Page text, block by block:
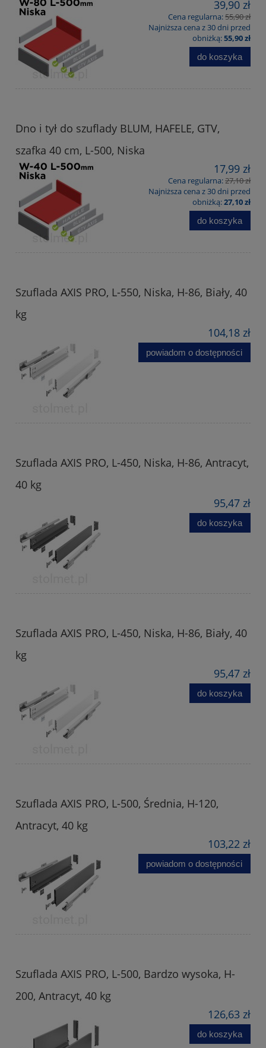
39,90 zł
Cena regularna:55,90 zł
Najniższa cena z 30 dni przed
obniżką:55,90 zł
do koszyka
Dno i tył do szuflady BLUM, HAFELE, GTV,
szafka 40 cm, L-500, Niska
17,99 zł
Cena regularna:27,10 zł
Najniższa cena z 30 dni przed
obniżką:27,10 zł
do koszyka
Szuflada AXIS PRO, L-550, Niska, H-86, Biały, 40
kg
104,18 zł
powiadom o dostępności
Szuflada AXIS PRO, L-450, Niska, H-86, Antracyt,
40 kg
95,47 zł
do koszyka
Szuflada AXIS PRO, L-450, Niska, H-86, Biały, 40
kg
95,47 zł
do koszyka
Szuflada AXIS PRO, L-500, Średnia, H-120,
Antracyt, 40 kg
103,22 zł
powiadom o dostępności
Szuflada AXIS PRO, L-500, Bardzo wysoka, H-
200, Antracyt, 40 kg
126,63 zł
do koszyka